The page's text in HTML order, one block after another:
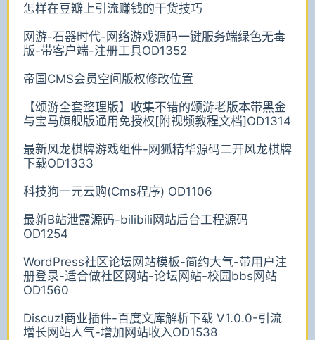
怎样在豆瓣上引流赚钱的干货技巧
网游-石器时代-网络游戏源码一键服务端绿色无毒
版-带客户端-注册工具OD1352
帝国CMS会员空间版权修改位置
【颂游全套整理版】收集不错的颂游老版本带黑金
与宝马旗舰版通用免授权[附视频教程文档]OD1314
最新风龙棋牌游戏组件-网狐精华源码二开风龙棋牌
下载OD1333
科技狗一元云购(Cms程序) OD1106
最新B站泄露源码-bilibili网站后台工程源码
OD1254
WordPress社区论坛网站模板-简约大气-带用户注
册登录-适合做社区网站-论坛网站-校园bbs网站
OD1560
Discuz!商业插件-百度文库解析下载 V1.0.0-引流
增长网站人气-增加网站收入OD1538